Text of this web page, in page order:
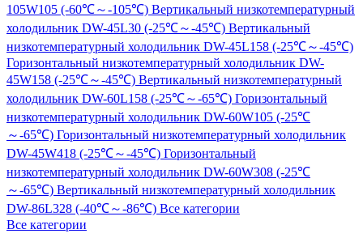
105W105 (-60℃～-105℃) Вертикальный низкотемпературный
холодильник DW-45L30 (-25℃～-45℃) Вертикальный
низкотемпературный холодильник DW-45L158 (-25℃～-45℃)
Горизонтальный низкотемпературный холодильник DW-
45W158 (-25℃～-45℃) Вертикальный низкотемпературный
холодильник DW-60L158 (-25℃～-65℃) Горизонтальный
низкотемпературный холодильник DW-60W105 (-25℃
～-65℃) Горизонтальный низкотемпературный холодильник
DW-45W418 (-25℃～-45℃) Горизонтальный
низкотемпературный холодильник DW-60W308 (-25℃
～-65℃) Вертикальный низкотемпературный холодильник
DW-86L328 (-40℃～-86℃) Все категории
Все категории